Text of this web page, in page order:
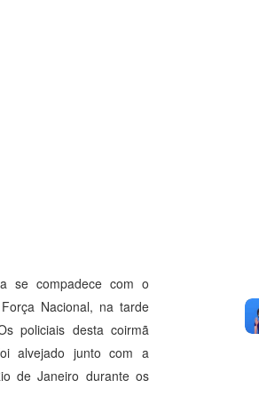
se compadece com o
Nacional, na tarde
policiais desta coirmã
alvejado junto com a
de Janeiro durante os